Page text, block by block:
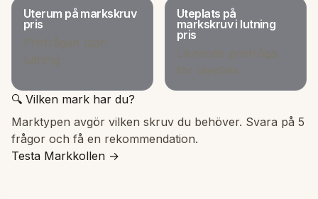
Uterum på markskruv
pris
Prisfrågan utan
lutning
Uteplats på
markskruv i lutning
pris
Liknande prisfråga
för uteplats
🔍 Vilken mark har du?
Marktypen avgör vilken skruv du behöver. Svara på 5
frågor och få en rekommendation.
Testa Markkollen →